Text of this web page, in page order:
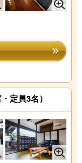
定員3名）